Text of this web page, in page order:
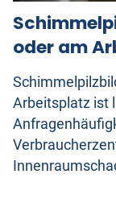
oder am
Arbeitsplatz ist